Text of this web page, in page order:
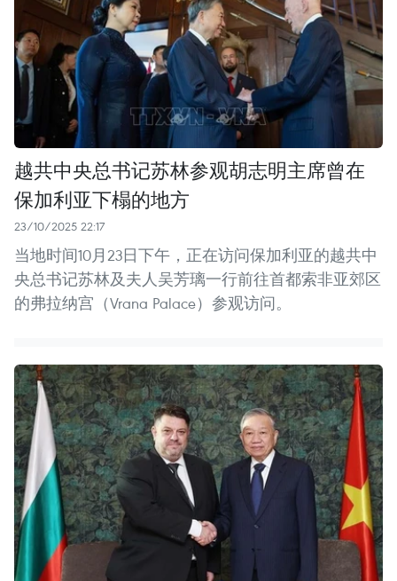
越共中央总书记苏林参观胡志明主席曾在
保加利亚下榻的地方
23/10/2025 22:17
当地时间10月23日下午，正在访问保加利亚的越共中
央总书记苏林及夫人吴芳璃一行前往首都索非亚郊区
的弗拉纳宫（Vrana Palace）参观访问。